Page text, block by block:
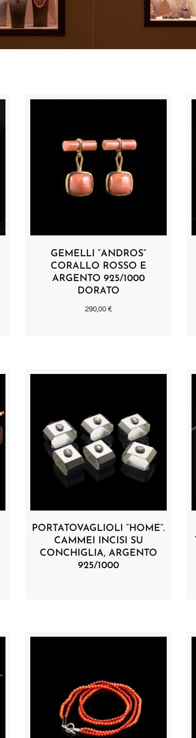
GEMELLI “ANDROS”
CORALLO ROSSO E
ARGENTO 925/1000
DORATO
290,00 €
PORTATOVAGLIOLI “HOME”.
CAMMEI INCISI SU
CONCHIGLIA, ARGENTO
925/1000